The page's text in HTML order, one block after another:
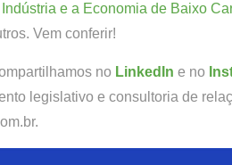
Indústria e a Economia de Baixo
Vem conferir!
no LinkedIn e no
legislativo e consultoria de